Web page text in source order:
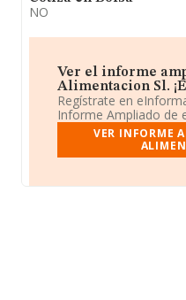
NO
Ver el informe
Alimentacion Sl.
Regístrate en
Informe Ampliado de
VER INFORME